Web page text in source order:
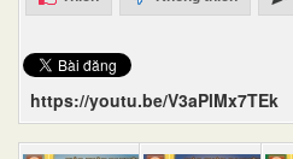
https://youtu.be/V3aPlMx7TEk